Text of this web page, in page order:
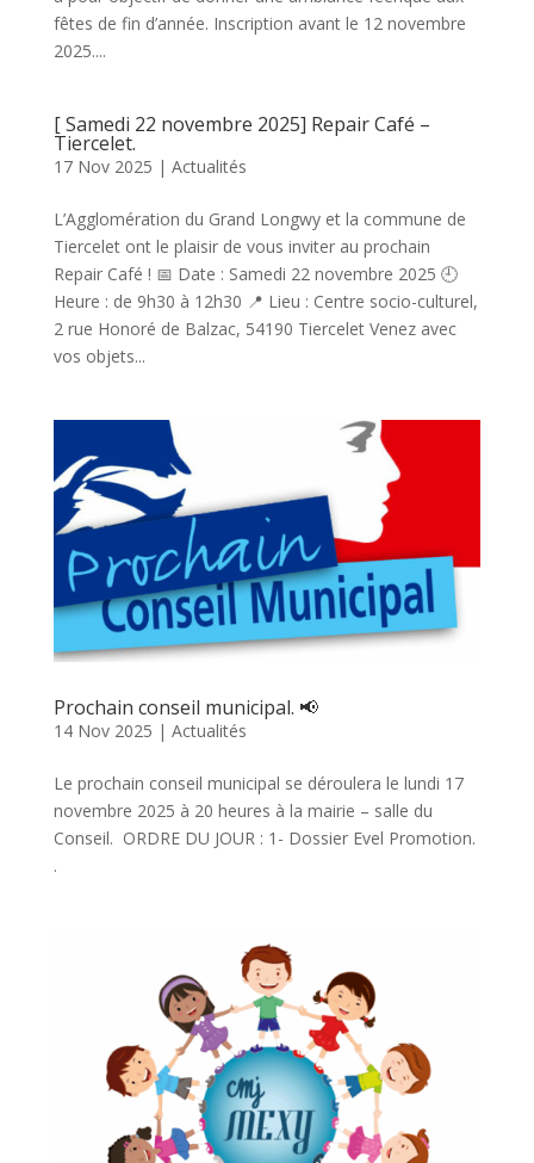
fêtes de fin d’année. Inscription avant le 12 novembre
2025....
[ Samedi 22 novembre 2025] Repair Café –
Tiercelet.
17 Nov 2025 | Actualités
L’Agglomération du Grand Longwy et la commune de
Tiercelet ont le plaisir de vous inviter au prochain
Repair Café ! 📅 Date : Samedi 22 novembre 2025 🕘
Heure : de 9h30 à 12h30 📍 Lieu : Centre socio-culturel,
2 rue Honoré de Balzac, 54190 Tiercelet Venez avec
vos objets...
Prochain conseil municipal. 📢
14 Nov 2025 | Actualités
Le prochain conseil municipal se déroulera le lundi 17
novembre 2025 à 20 heures à la mairie – salle du
Conseil. ORDRE DU JOUR : 1- Dossier Evel Promotion.
.